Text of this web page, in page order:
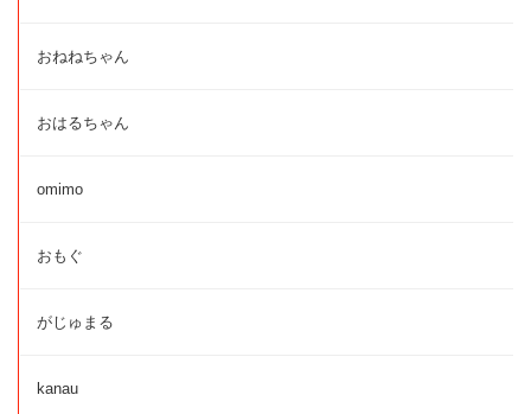
おねねちゃん
おはるちゃん
omimo
おもぐ
がじゅまる
kanau